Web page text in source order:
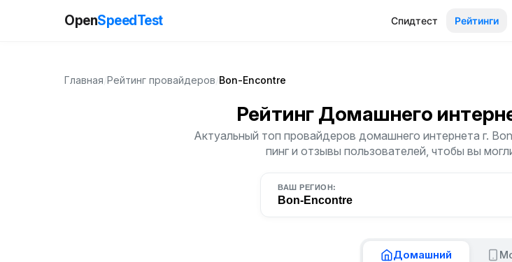
OpenSpeedTest Спидтест Рейтинги
Главная Рейтинг провайдеров Bon-Encontre
Рейтинг Домашнего
Актуальный топ провайдеров домашнего интернета г.
пинг и отзывы пользователей, чтобы вы
ВАШ РЕГИОН:
Bon-Encontre
Домашний